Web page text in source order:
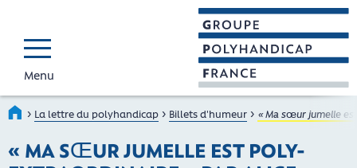
GROUPE
Faire connaître et
Menu
Accueil
› La lettre du polyhandicap › Billets d'humeur › « Ma sœur jumelle
« MA SŒUR JUMELLE EST POLY-